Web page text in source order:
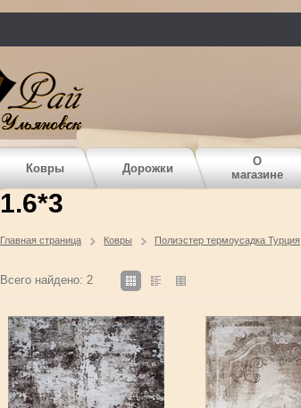
Ковры Дорожки
О
магазине
1.6*3
Главная страница Ковры Полиэстер термоусадка Турция
Всего найдено: 2